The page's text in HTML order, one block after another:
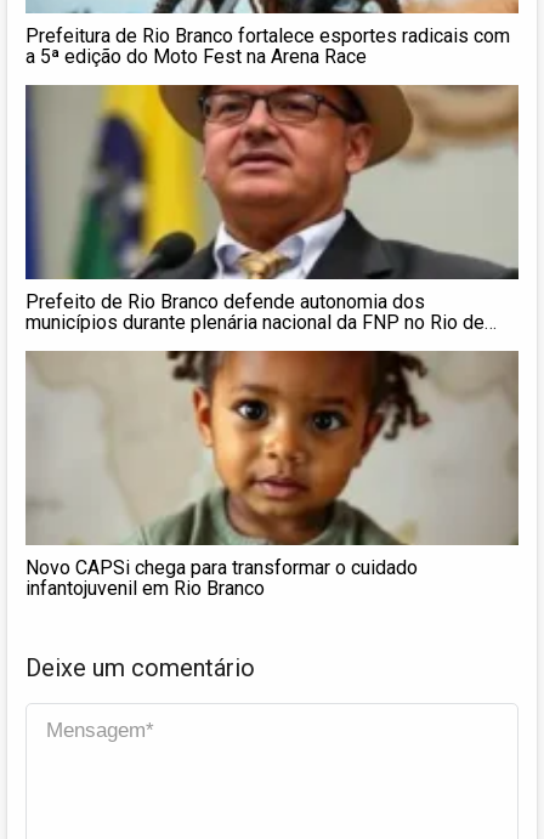
Prefeitura de Rio Branco fortalece esportes radicais com
a 5ª edição do Moto Fest na Arena Race
Prefeito de Rio Branco defende autonomia dos
municípios durante plenária nacional da FNP no Rio de
Novo CAPSi chega para transformar o cuidado
infantojuvenil em Rio Branco
Deixe um comentário